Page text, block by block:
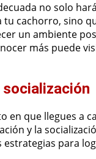
no solo
tu cachorro, sino
un ambiente
más puede
socialización
en que llegues a
y la
estrategias para